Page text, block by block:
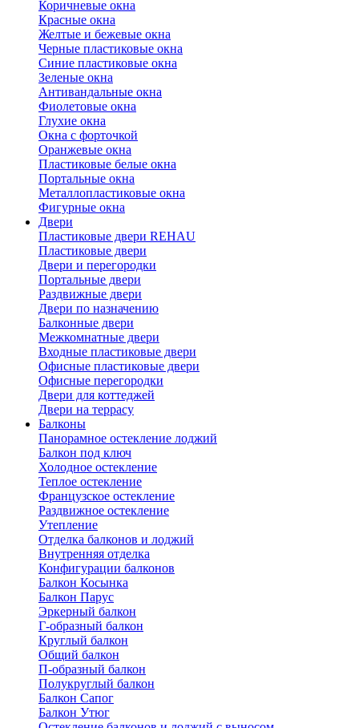
Коричневые окна
Красные окна
Желтые и бежевые окна
Черные пластиковые окна
Синие пластиковые окна
Зеленые окна
Антивандальные окна
Фиолетовые окна
Глухие окна
Окна с форточкой
Оранжевые окна
Пластиковые белые окна
Портальные окна
Металлопластиковые окна
Фигурные окна
Двери
Пластиковые двери REHAU
Пластиковые двери
Двери и перегородки
Портальные двери
Раздвижные двери
Двери по назначению
Балконные двери
Межкомнатные двери
Входные пластиковые двери
Офисные пластиковые двери
Офисные перегородки
Двери для коттеджей
Двери на террасу
Балконы
Панорамное остекление лоджий
Балкон под ключ
Холодное остекление
Теплое остекление
Французское остекление
Раздвижное остекление
Утепление
Отделка балконов и лоджий
Внутренняя отделка
Конфигурации балконов
Балкон Косынка
Балкон Парус
Эркерный балкон
Г-образный балкон
Круглый балкон
Общий балкон
П-образный балкон
Полукруглый балкон
Балкон Сапог
Балкон Утюг